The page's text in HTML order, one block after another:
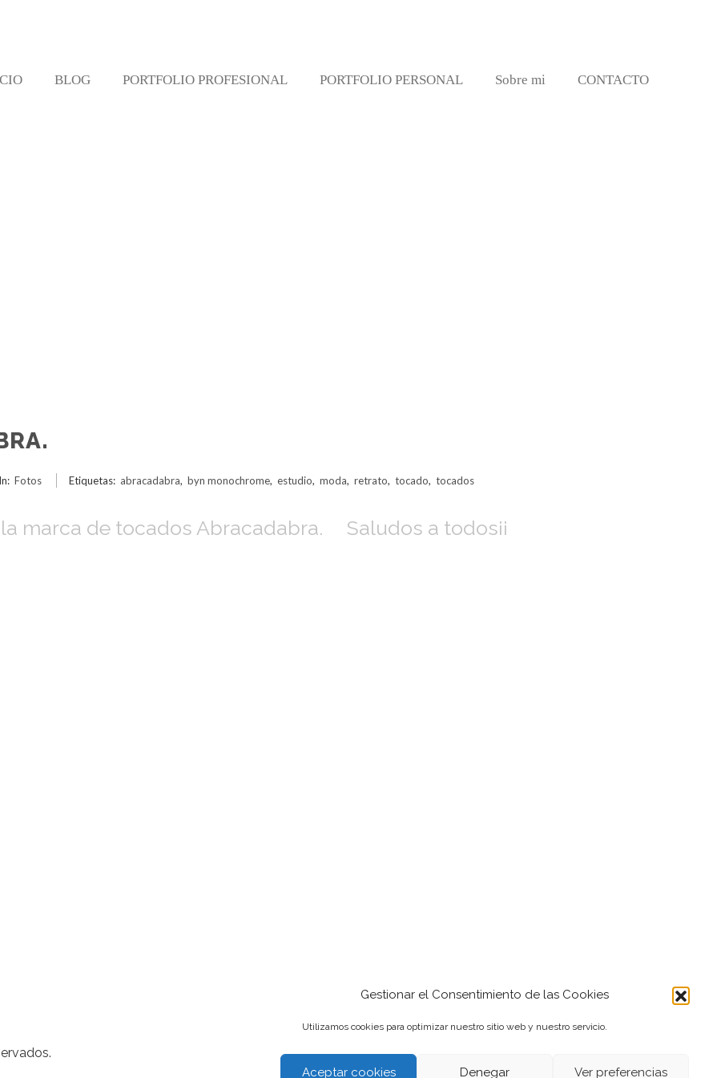
Gestionar el Consentimiento de las Cookies
Utilizamos cookies para optimizar nuestro sitio web y nuestro servicio.
Aceptar cookies Denegar Ver preferencias
BLOG PORTFOLIO PROFESIONAL PORTFOLIO PERSONAL Sobre mi CONTACTO
In: Fotos Etiquetas: abracadabra, byn monochrome, estudio, moda, retrato, tocado, tocados
marca de tocados Abracadabra. Saludos a todos¡¡